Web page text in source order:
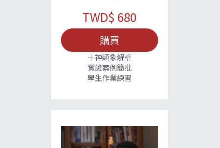
TWD$ 680
購買
十神類象解析
實證案例簡批
學生作業練習